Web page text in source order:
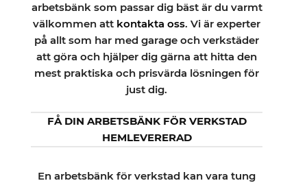
arbetsbänk som passar dig bäst är du varmt
välkommen att kontakta oss. Vi är experter
på allt som har med garage och verkstäder
att göra och hjälper dig gärna att hitta den
mest praktiska och prisvärda lösningen för
just dig.
FÅ DIN ARBETSBÄNK FÖR VERKSTAD
HEMLEVERERAD
En arbetsbänk för verkstad kan vara tung